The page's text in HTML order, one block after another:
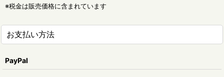
※税金は販売価格に含まれています
お支払い方法
PayPal